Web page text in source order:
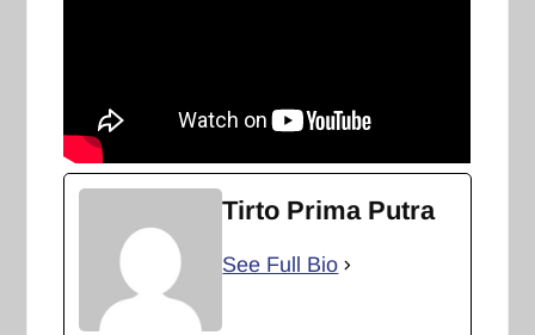
Tirto Prima Putra
See Full Bio